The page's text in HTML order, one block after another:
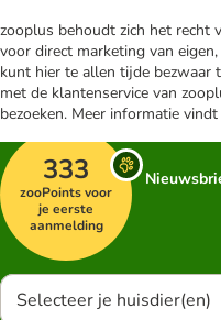
zooplus behoudt zich het recht
voor direct marketing van
kunt hier te allen tijde bezwaar
met de klantenservice van
bezoeken. Meer informatie vindt
333
zooPoints voor
je eerste
aanmelding
Selecteer je huisdier(en)